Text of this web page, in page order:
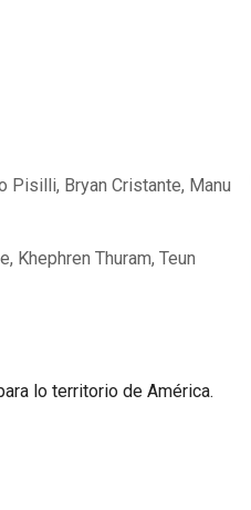
Pisilli, Bryan Cristante, Manu
Khephren Thuram, Teun
lo territorio de América.